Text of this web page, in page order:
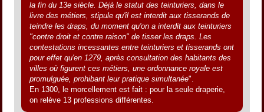
la fin du 13e siècle. Déjà le statut des teinturiers, dans le
livre des métiers, stipule qu'il est interdit aux tisserands de
teindre les draps, du moment qu'on a interdit aux teinturiers
"contre droit et contre raison" de tisser les draps. Les
contestations incessantes entre teinturiers et tisserands ont
pour effet qu'en 1279, après consultation des habitants des
villes où figurent ces métiers, une ordonnance royale est
promulguée, prohibant leur pratique simultanée".
En 1300, le morcellement est fait : pour la seule draperie,
on relève 13 professions différentes.